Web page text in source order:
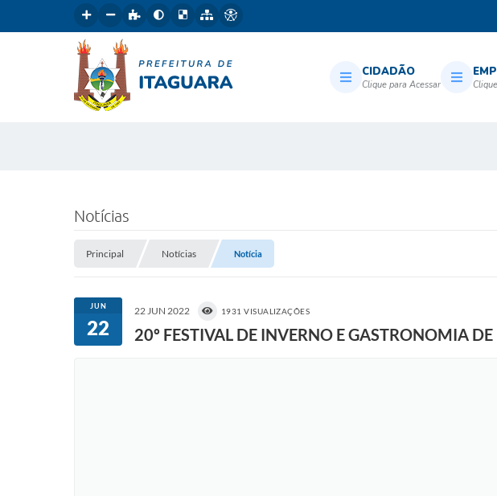
CIDADÃO
Notícias
Principal Notícias Notícia
JUN
22
22 JUN 2022 1931 VISUALIZAÇÕES
20º FESTIVAL DE INVERNO E GASTRONOMIA